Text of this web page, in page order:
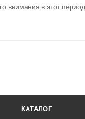
внимания в этот период.
КАТАЛОГ